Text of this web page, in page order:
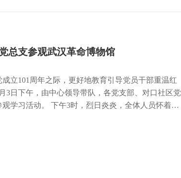
总支参观武汉革命博物馆
立101周年之际，更好地教育引导党员干部重温红
3日下午，由中心领导带队，各党支部、对口社区党
炎，全体人员怀着对
展馆。通过博物馆里的一张张历史照片、一件件珍